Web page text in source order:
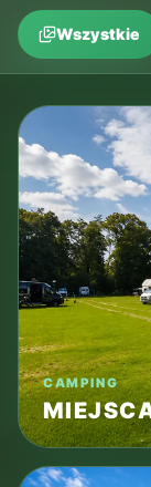
Wszystkie
CAMPING